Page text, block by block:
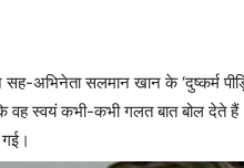
अभिनेता सलमान खान के ‘दुष्कर्म
वह स्वयं कभी-कभी गलत बात बोल देते
गई।